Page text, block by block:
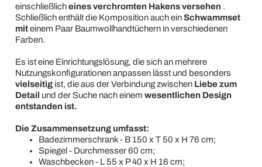
einschließlicheines verchromten Hakens versehen .
Schließlich enthält die Komposition auch einSchwammset
miteinem Paar Baumwollhandtüchern in verschiedenen
Farben.
Es ist eine Einrichtungslösung, die sich an mehrere
Nutzungskonfigurationen anpassen lässt und besonders
vielseitigist, die aus der Verbindung zwischen Liebe zum
Detail und der Suche nach einem wesentlichen Design
entstanden ist.
Die Zusammensetzung umfasst:
Badezimmerschrank - B 150 x T 50 x H 76 cm;
Spiegel - Durchmesser 60 cm;
Waschbecken - L 55 x P 40 x H 16 cm;